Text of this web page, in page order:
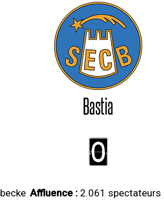
Bastia
0
Affluence : 2.061 spectateurs